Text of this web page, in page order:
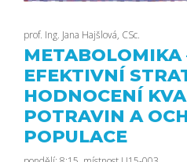
prof. Ing. Jana Hajšlová, CSc.
METABOLOMIKA
EFEKTIVNÍ
HODNOCENÍ
POTRAVIN A
POPULACE